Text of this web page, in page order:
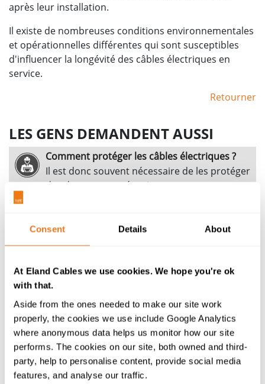
Consent Details About
At Eland Cables we use cookies. We hope you're ok
with that.
Aside from the ones needed to make our site work
properly, the cookies we use include Google Analytics
where anonymous data helps us monitor how our site
performs. The cookies on our site, both owned and third-
party, help to personalise content, provide social media
features, and analyse our traffic.
après leur installation.
Il existe de nombreuses conditions environnementales
et opérationnelles différentes qui sont susceptibles
d'influencer la longévité des câbles électriques en
service.
Retourner
LES GENS DEMANDENT AUSSI
Comment protéger les câbles électriques ?
Il est donc souvent nécessaire de les protéger
des dommages mécaniques et
Quelles sont les causes principales de
défaillance pour les câbles électriques ?
possibles pour les câbles électriques, la pire
des conséquences étant l’incendie ainsi que
d’autres...
Comment choisir la bonne section de câble
électrique ?
Le choix de la section de câble se base sur 3
facteurs principaux : - l’intensité de courant